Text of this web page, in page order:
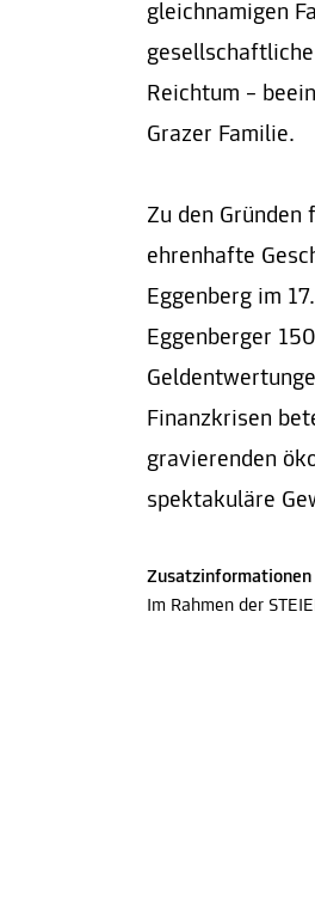
gleichnamigen
Reichtum –
Grazer Familie.
Zu den
ehrenhafte
Eggenberg im
Eggenberger
Finanzkrisen
gravierenden
spektakuläre
Zusatzinformationen
Im Rahmen der